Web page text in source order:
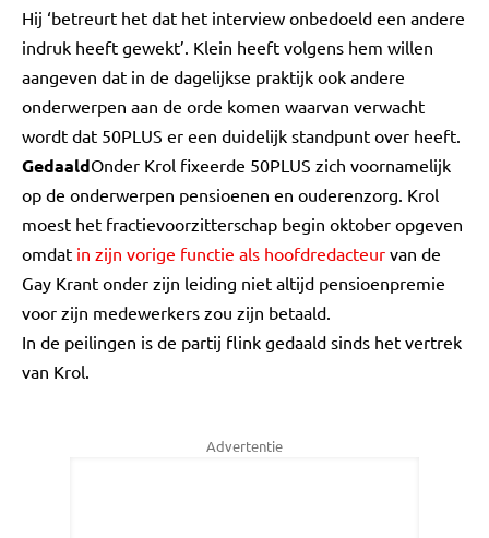
Hij ‘betreurt het dat het interview onbedoeld een andere
indruk heeft gewekt’. Klein heeft volgens hem willen
aangeven dat in de dagelijkse praktijk ook andere
onderwerpen aan de orde komen waarvan verwacht
wordt dat 50PLUS er een duidelijk standpunt over heeft.
GedaaldOnder Krol fixeerde 50PLUS zich voornamelijk
op de onderwerpen pensioenen en ouderenzorg. Krol
moest het fractievoorzitterschap begin oktober opgeven
omdat in zijn vorige functie als hoofdredacteur van de
Gay Krant onder zijn leiding niet altijd pensioenpremie
voor zijn medewerkers zou zijn betaald.
In de peilingen is de partij flink gedaald sinds het vertrek
van Krol.
Advertentie